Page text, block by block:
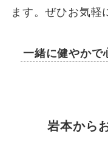
ます。ぜひお気軽
一緒に健やかで
岩本から